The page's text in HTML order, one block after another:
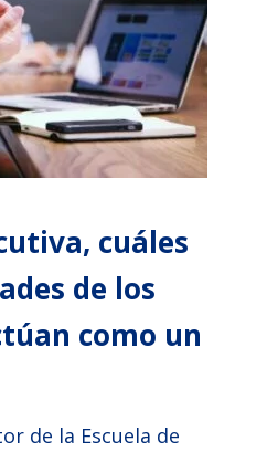
cuáles
de los
como un
de la Escuela de